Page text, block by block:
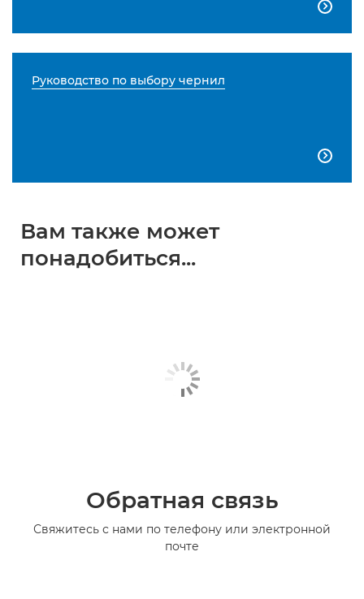

Руководство по выбору чернил

Вам также может
понадобиться...
Обратная связь
Свяжитесь с нами по телефону или электронной
почте